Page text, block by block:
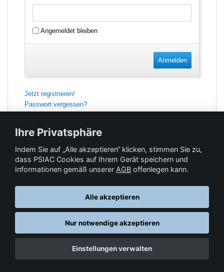
Angemeldet bleiben
Anmelden
Jetzt registrieren!
Passwort vergessen?
Feedback
© Springer-Verlag GmbH. Part of Springer Nature •Datenschutz,AGB,
Ihre Privatsphäre
Indem Sie auf „Alle akzeptieren“ klicken, stimmen Sie zu,
dass PSIAC Cookies auf Ihrem Gerät speichern und
Informationen gemäß unserer AGB offenlegen kann.
Alle akzeptieren
Nur notwendige akzeptieren
Einstellungen verwalten